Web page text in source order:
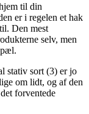
til din
er i regelen et hak
Den mest
selv, men
stativ sort (3) er jo
om lidt, og af den
forventede